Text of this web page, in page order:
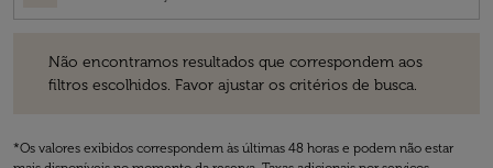
Não encontramos resultados que correspondem aos
filtros escolhidos. Favor ajustar os critérios de busca.
*Os valores exibidos correspondem às últimas 48 horas e podem não estar